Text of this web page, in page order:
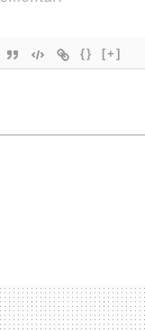
{} [+]